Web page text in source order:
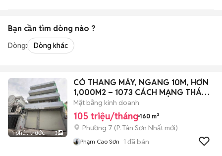
Bạn cần tìm dòng nào ?
Dòng: Dòng khác
1 phút trước 3
CÓ THANG MÁY, NGANG 10M, HƠN
1,000M2 – 1073 CÁCH MẠNG THÁNG
8, QTB
Mặt bằng kinh doanh
105 triệu/tháng 160 m²
Phường 7 (P. Tân Sơn Nhất mới)
Phạm Cao Sơn 1 đã bán